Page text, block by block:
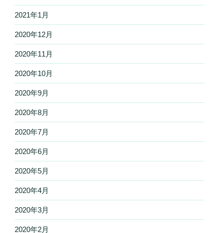
2021年1月
2020年12月
2020年11月
2020年10月
2020年9月
2020年8月
2020年7月
2020年6月
2020年5月
2020年4月
2020年3月
2020年2月